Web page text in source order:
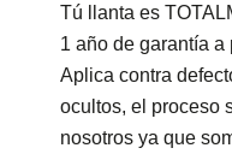
Tú llanta es
1 año de garantía a
Aplica contra
ocultos, el proceso
nosotros ya que